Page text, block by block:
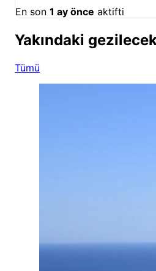
En son 1 ay önce aktifti
Yakındaki
Tümü